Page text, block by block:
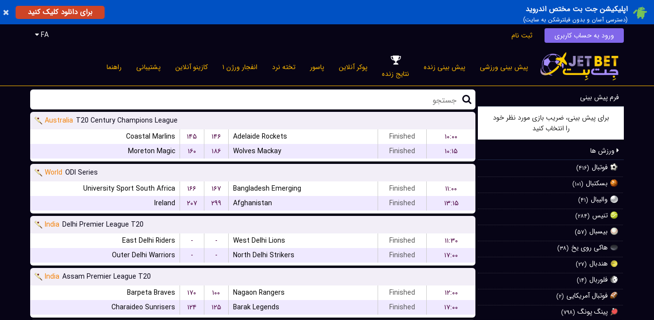
اپلیکیشن جت بت مختص اندروید
(دسترسی آسان و بدون فیلترشکن به سایت)
برای دانلود کلیک کنید
FA ورود به حساب کاربری ثبت نام
پیش بینی ورزشی پیش بینی زنده
نتایج زنده
پوکر آنلاین پاسور تخته نرد انفجار ورژن ۱ کازینو آنلاین پشتیبانی راهنما
فرم پیش بینی
برای پیش بینی، ضریب بازی مورد نظر خود
را انتخاب کنید
ورزش ها
فوتبال (۴۱۶)
بسکتبال (۱۰۱)
والیبال (۴۱)
تنیس (۲۸۴)
بیسبال (۵۷)
هاکی روی یخ (۳۸)
هندبال (۲۷)
فلوربال (۱۴)
فوتبال آمریکایی (۲)
پینگ پونگ (۷۹۸)
Australia T20 Century Champions League
Coastal Marlins
۱۴۵ ۱۴۶ Adelaide Rockets Finished
۱۰:۰۰
Moreton Magic
۱۶۰ ۱۸۶ Wolves Mackay Finished
۱۰:۱۵
World ODI Series
University Sport South Africa
۱۶۶ ۱۶۷ Bangladesh Emerging Finished
۱۱:۰۰
Ireland
۲۰۷ ۲۹۹ Afghanistan Finished
۱۳:۱۵
India Delhi Premier League T20
East Delhi Riders
- - West Delhi Lions Finished
۱۱:۳۰
Outer Delhi Warriors
- - North Delhi Strikers Finished
۱۷:۰۰
India Assam Premier League T20
Barpeta Braves
۱۷۰ ۱۰۰ Nagaon Rangers Finished
۱۲:۰۰
Charaideo Sunrisers
۱۲۴ ۱۲۵ Barak Legends Finished
۱۷:۰۰